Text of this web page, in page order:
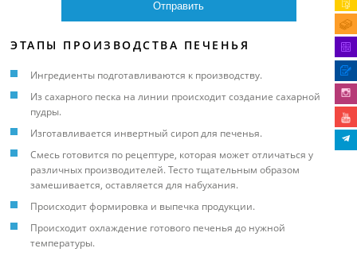
ЭТАПЫ ПРОИЗВОДСТВА ПЕЧЕНЬЯ
Ингредиенты подготавливаются к производству.
Из сахарного песка на линии происходит создание сахарной
пудры.
Изготавливается инвертный сироп для печенья.
Смесь готовится по рецептуре, которая может отличаться у
различных производителей. Тесто тщательным образом
замешивается, оставляется для набухания.
Происходит формировка и выпечка продукции.
Происходит охлаждение готового печенья до нужной
температуры.